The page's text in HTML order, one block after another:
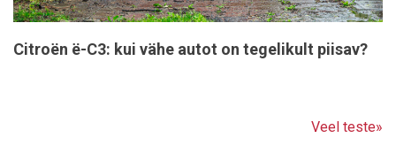
Citroën ë-C3: kui vähe autot on tegelikult piisav?
Veel teste»